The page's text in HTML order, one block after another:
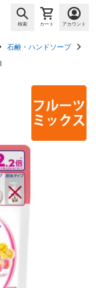
検索 カート アカウント
石鹸・ハンドソープ